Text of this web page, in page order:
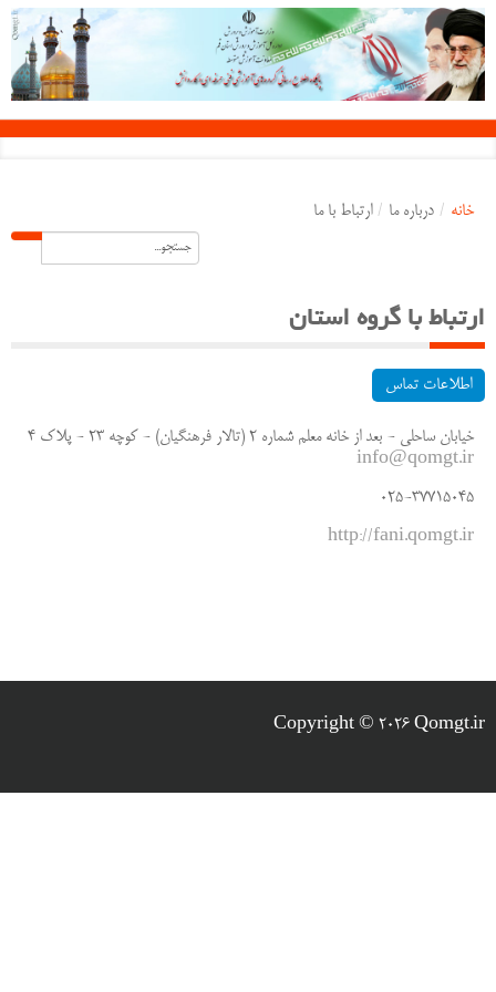
خانه / درباره ما / ارتباط با ما
ارتباط با گروه استان
اطلاعات تماس
خیابان ساحلی - بعد از خانه معلم شماره 2 (تالار فرهنگیان) - کوچه 23 - پلاک 4
info@qomgt.ir
025-37715045
http://fani.qomgt.ir
Copyright © 2026 Qomgt.ir